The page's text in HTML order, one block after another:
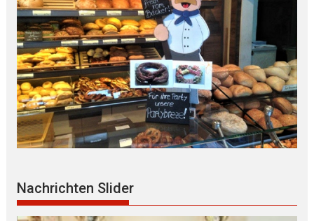
Nachrichten Slider